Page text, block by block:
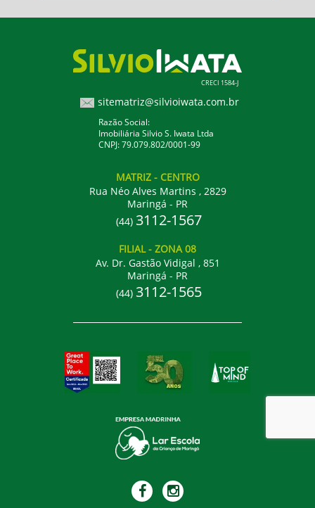
CRECI 1584-J
sitematriz@silvioiwata.com.br
Razão Social:
Imobiliária Silvio S. Iwata Ltda
CNPJ: 79.079.802/0001-99
MATRIZ - CENTRO
Rua Néo Alves Martins , 2829
Maringá - PR
(44) 3112-1567
FILIAL- ZONA 08
Av. Dr. Gastão Vidigal , 851
Maringá - PR
(44) 3112-1565